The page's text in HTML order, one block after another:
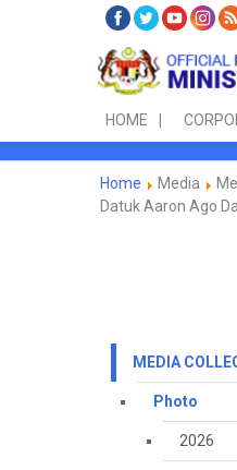
HOME
Home Media
Datuk Aaron Ago
MEDIA
Photo
2026